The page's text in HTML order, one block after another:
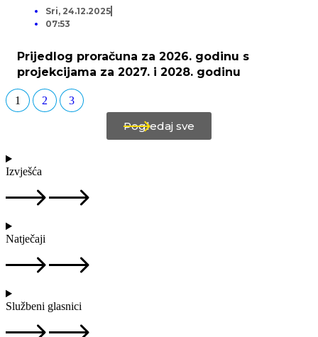
Prijedlog proračuna za 2026. godinu s
projekcijama za 2027. i 2028. godinu
Sri, 24.12.2025
07:53
1 2 3
Pogledaj sve
Izvješća
Natječaji
Službeni glasnici